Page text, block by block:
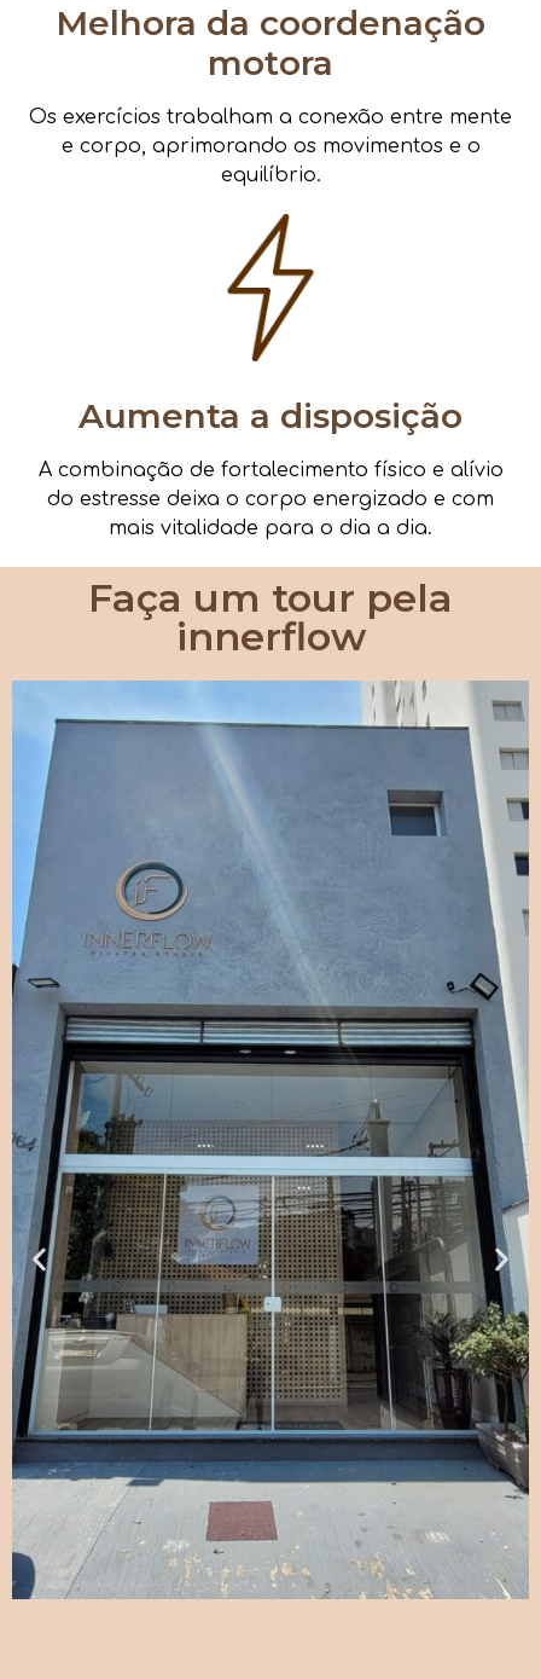
Melhora da coordenação
motora
Os exercícios trabalham a conexão entre mente
e corpo, aprimorando os movimentos e o
equilíbrio.
Aumenta a disposição
A combinação de fortalecimento físico e alívio
do estresse deixa o corpo energizado e com
mais vitalidade para o dia a dia.
Faça um tour pela
innerflow